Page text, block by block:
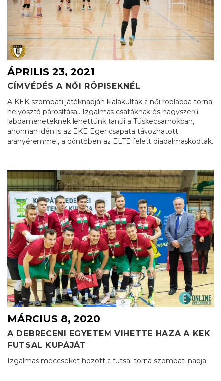
ÁPRILIS 23, 2021
CÍMVÉDÉS A NŐI RÖPISEKNÉL
A KEK szombati játéknapján kialakultak a női röplabda torna
helyosztó párosításai. Izgalmas csatáknak és nagyszerű
labdameneteknek lehettünk tanúi a Tüskecsarnokban,
ahonnan idén is az EKE Eger csapata távozhatott
aranyéremmel, a döntőben az ELTE felett diadalmaskodtak.
MÁRCIUS 8, 2020
A DEBRECENI EGYETEM VIHETTE HAZA A KEK
FUTSAL KUPÁJÁT
Izgalmas meccseket hozott a futsal torna szombati napja.